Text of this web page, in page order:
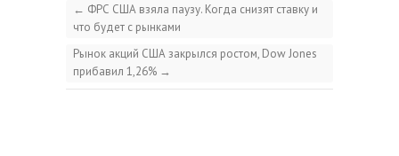
← ФРС США взяла паузу. Когда снизят ставку и
что будет с рынками
Рынок акций США закрылся ростом, Dow Jones
прибавил 1,26% →